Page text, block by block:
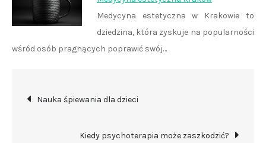
Medycyna estetyczna w Krakowie to
dziedzina, która zyskuje na popularności
wśród osób pragnących poprawić swój…
Nawigacja
wpisu
Nauka śpiewania dla dzieci
Kiedy psychoterapia może zaszkodzić?